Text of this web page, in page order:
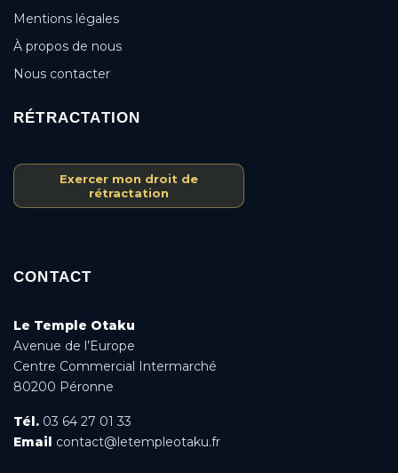
Mentions légales
À propos de nous
Nous contacter
RÉTRACTATION
Exercer mon droit de
rétractation
CONTACT
Le Temple Otaku
Avenue de l’Europe
Centre Commercial Intermarché
80200 Péronne
Tél. 03 64 27 01 33
Email contact@letempleotaku.fr